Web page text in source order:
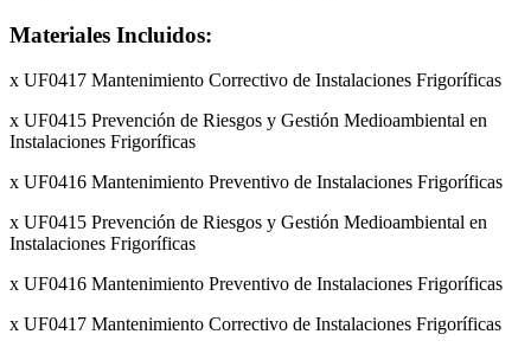
Materiales Incluidos:
x UF0417 Mantenimiento Correctivo de Instalaciones Frigoríficas
x UF0415 Prevención de Riesgos y Gestión Medioambiental en
Instalaciones Frigoríficas
x UF0416 Mantenimiento Preventivo de Instalaciones Frigoríficas
x UF0415 Prevención de Riesgos y Gestión Medioambiental en
Instalaciones Frigoríficas
x UF0416 Mantenimiento Preventivo de Instalaciones Frigoríficas
x UF0417 Mantenimiento Correctivo de Instalaciones Frigoríficas